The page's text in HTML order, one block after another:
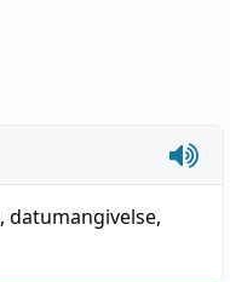
, datumangivelse,